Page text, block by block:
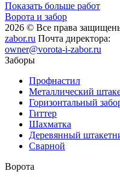
Показать больше работ
Ворота и забор
2026 © Все права
zabor.ru Почта директора:
owner@vorota-i-zabor.ru
Заборы
Профнастил
Металлический
Горизонтальный
Гиттер
Шахматка
Деревянный
Сварной
Ворота